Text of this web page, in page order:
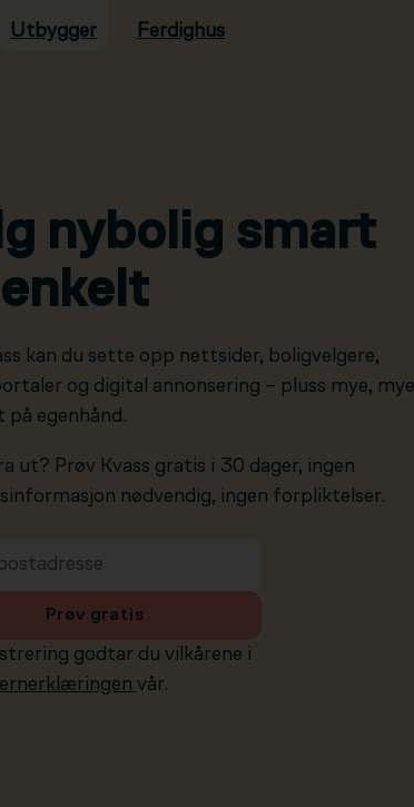
Utbygger Ferdighus
nybolig smart
kan du sette opp nettsider, boligvelgere,
og digital annonsering – pluss mye, mye
på egenhånd.
ut? Prøv Kvass gratis i 30 dager, ingen
nødvendig, ingen forpliktelser.
godtar du vilkårene i
vår.
Prøv gratis